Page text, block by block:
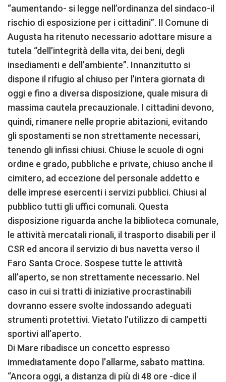
“aumentando- si legge nell’ordinanza del sindaco-il
rischio di esposizione per i cittadini”. Il Comune di
Augusta ha ritenuto necessario adottare misure a
tutela “dell’integrità della vita, dei beni, degli
insediamenti e dell’ambiente”. Innanzitutto si
dispone il rifugio al chiuso per l’intera giornata di
oggi e fino a diversa disposizione, quale misura di
massima cautela precauzionale. I cittadini devono,
quindi, rimanere nelle proprie abitazioni, evitando
gli spostamenti se non strettamente necessari,
tenendo gli infissi chiusi. Chiuse le scuole di ogni
ordine e grado, pubbliche e private, chiuso anche il
cimitero, ad eccezione del personale addetto e
delle imprese esercenti i servizi pubblici. Chiusi al
pubblico tutti gli uffici comunali. Questa
disposizione riguarda anche la biblioteca comunale,
le attività mercatali rionali, il trasporto disabili per il
CSR ed ancora il servizio di bus navetta verso il
Faro Santa Croce. Sospese tutte le attività
all’aperto, se non strettamente necessario. Nel
caso in cui si tratti di iniziative procrastinabili
dovranno essere svolte indossando adeguati
strumenti protettivi. Vietato l’utilizzo di campetti
sportivi all’aperto.
Di Mare ribadisce un concetto espresso
immediatamente dopo l’allarme, sabato mattina.
“Ancora oggi, a distanza di più di 48 ore -dice il